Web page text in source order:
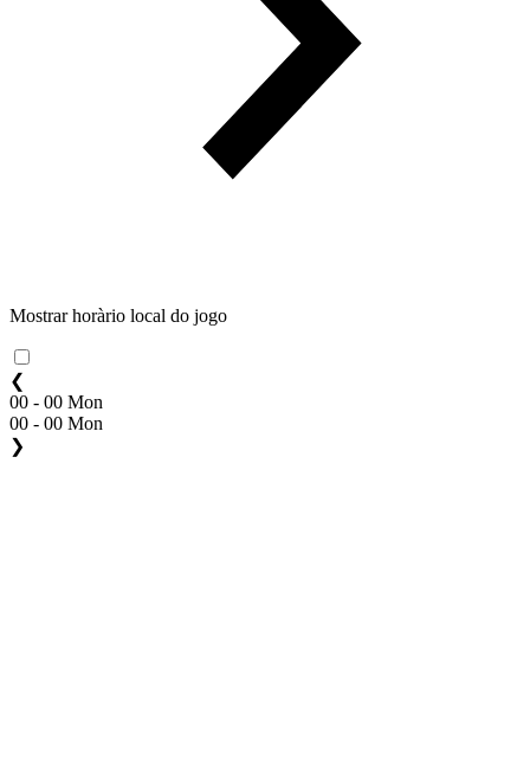
Mostrar horàrio local do jogo
❮
00 - 00 Mon
00 - 00 Mon
❯